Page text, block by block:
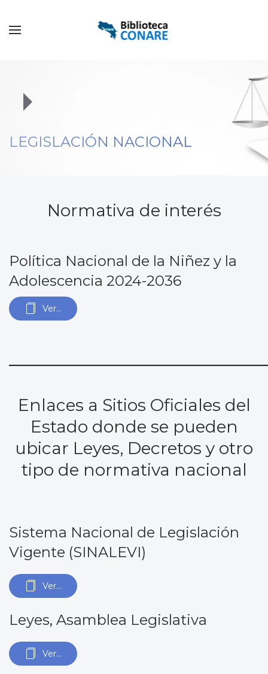
LEGISLACIÓN NACIONAL
Normativa de interés
Política Nacional de la Niñez y la
Adolescencia 2024-2036
Ver...
Enlaces a Sitios Oficiales del
Estado donde se pueden
ubicar Leyes, Decretos y otro
tipo de normativa nacional
Sistema Nacional de Legislación
Vigente (SINALEVI)
Ver...
Leyes, Asamblea Legislativa
Ver...